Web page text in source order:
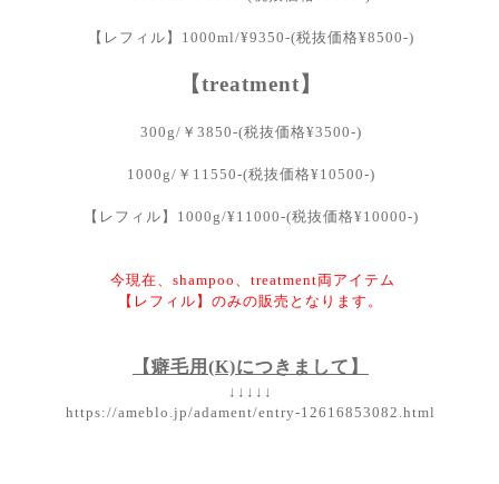
【レフィル】1000ml/¥9350-(税抜価格¥8500-)
【treatment】
300g/￥3850-(税抜価格¥3500-)
1000g/￥11550-(税抜価格¥10500-)
【レフィル】1000g/¥11000-(税抜価格¥10000-)
今現在、shampoo、treatment両アイテム
【レフィル】のみの販売となります。
【癖毛用(K)につきまして】
↓↓↓↓↓
https://ameblo.jp/adament/entry-12616853082.html